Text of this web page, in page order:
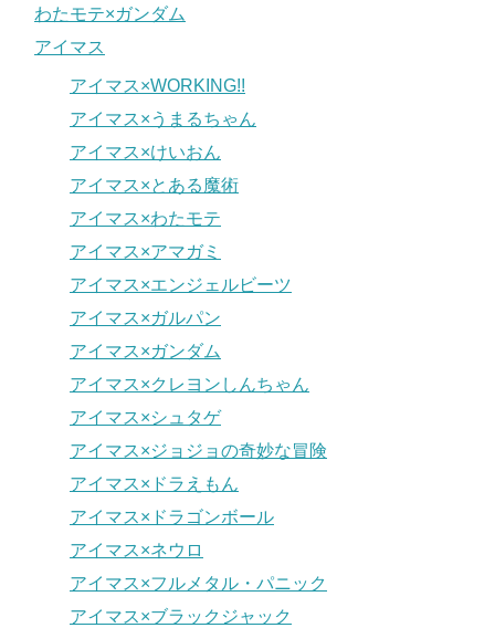
わたモテ×ガンダム
アイマス
アイマス×WORKING!!
アイマス×うまるちゃん
アイマス×けいおん
アイマス×とある魔術
アイマス×わたモテ
アイマス×アマガミ
アイマス×エンジェルビーツ
アイマス×ガルパン
アイマス×ガンダム
アイマス×クレヨンしんちゃん
アイマス×シュタゲ
アイマス×ジョジョの奇妙な冒険
アイマス×ドラえもん
アイマス×ドラゴンボール
アイマス×ネウロ
アイマス×フルメタル・パニック
アイマス×ブラックジャック